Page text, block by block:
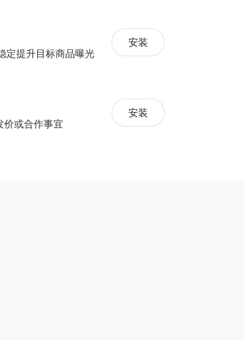
定提升目标商品曝光
安装
价或合作事宜
安装